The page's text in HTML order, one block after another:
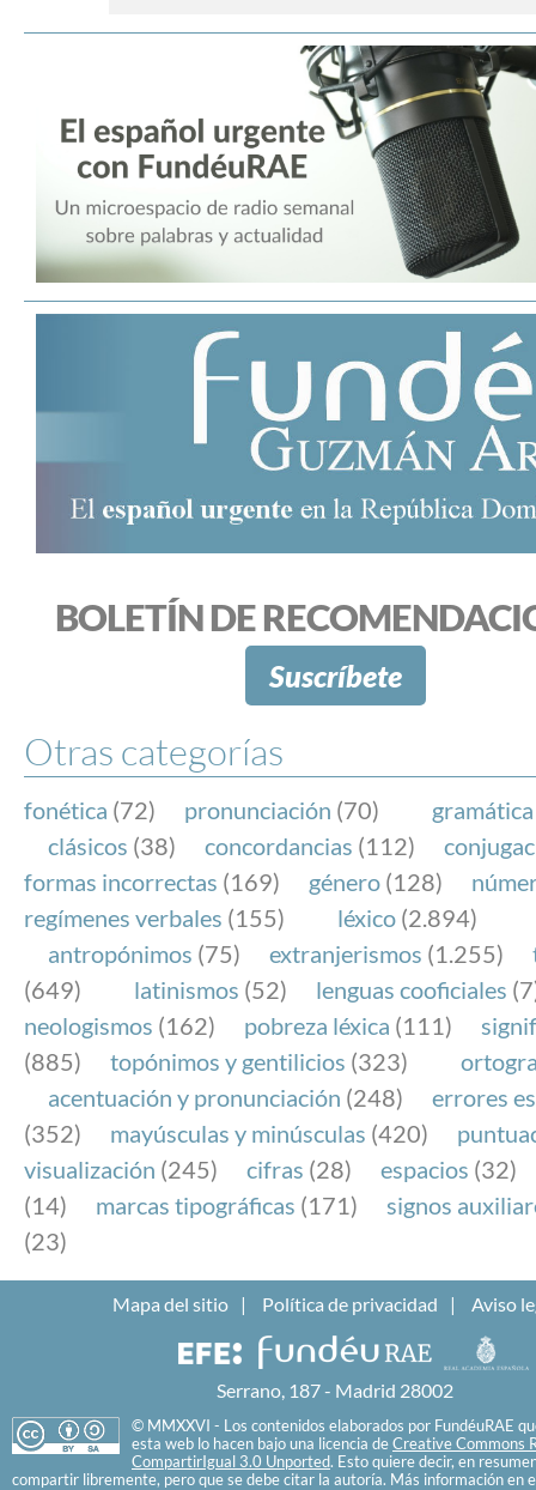
BOLETÍN DE
Suscríbete
Otras categorías
fonética (72) pronunciación (70) gramática
clásicos (38) concordancias (112)
formas incorrectas (169) género (128)
regímenes verbales (155) léxico (2.894)
antropónimos (75) extranjerismos (1.255)
(649)
latinismos (52) lenguas cooficiales
neologismos (162) pobreza léxica (111)
(885)
topónimos y gentilicios (323)
acentuación y pronunciación (248)
errores
(352)
mayúsculas y minúsculas (420)
visualización (245) cifras (28) espacios (32)
(14)
marcas tipográficas (171)
signos
(23)
Mapa del sitio Política de privacidad Aviso
Serrano, 187 - Madrid 28002
© MMXXVI - Los contenidos elaborados por FundéuRAE
esta web lo hacen bajo una licencia de Creative Commons
CompartirIgual 3.0 Unported. Esto quiere decir, en
compartir libremente, pero que se debe citar la autoría. Más información en